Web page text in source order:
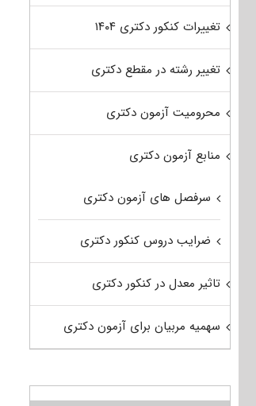
تغییرات کنکور دکتری ۱۴۰۴
تغییر رشته در مقطع دکتری
محرومیت آزمون دکتری
منابع آزمون دکتری
سرفصل های آزمون دکتری
ضرایب دروس کنکور دکتری
تاثیر معدل در کنکور دکتری
سهمیه مربیان برای آزمون دکتری